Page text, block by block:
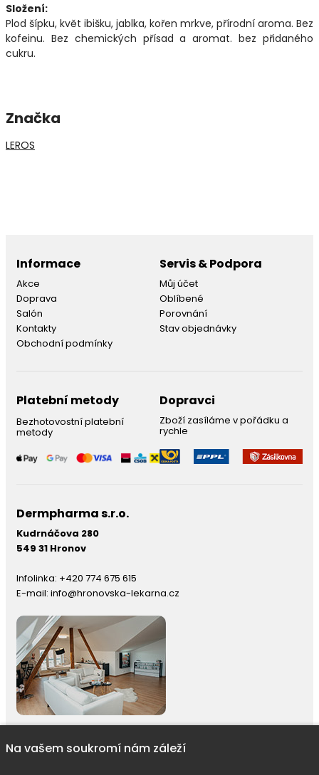
Složení:
Plod šípku, květ ibišku, jablka, kořen mrkve, přírodní aroma. Bez
kofeinu. Bez chemických přísad a aromat. bez přidaného
cukru.
Značka
LEROS
Informace
Akce
Doprava
Salón
Kontakty
Obchodní podmínky
Servis & Podpora
Můj účet
Oblíbené
Porovnání
Stav objednávky
Platební metody
Bezhotovostní platební
metody
Dopravci
Zboží zasíláme v pořádku a
rychle
Dermpharma s.r.o.
Kudrnáčova 280
549 31 Hronov
Infolinka: +420 774 675 615
E-mail: info@hronovska-lekarna.cz
Na vašem soukromí nám záleží